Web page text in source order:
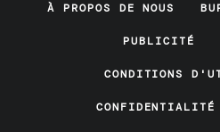
À PROPOS DE NOUS
PUBLICITÉ
CONDITIONS
CONFIDENTIALITÉ